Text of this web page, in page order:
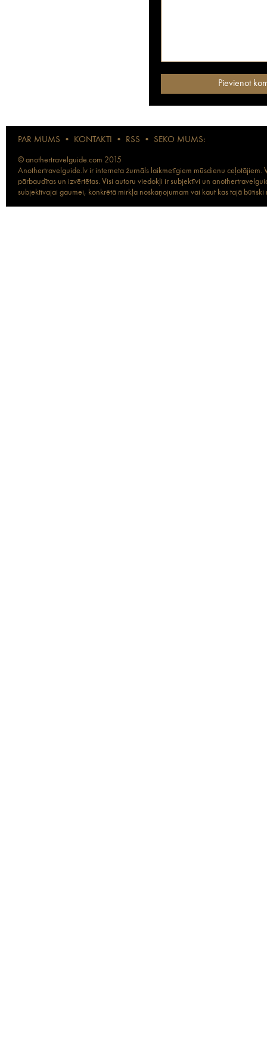
PAR MUMS • KONTAKTI • RSS • SEKO MUMS:
© anothertravelguide.com 2015
Anothertravelguide.lv ir interneta žurnāls laikmetīgiem mūsdienu
pārbaudītas un izvērtētas. Visi autoru viedokļi ir subjektīvi un
subjektīvajai gaumei, konkrētā mirkļa noskaņojumam vai kaut kas tajā